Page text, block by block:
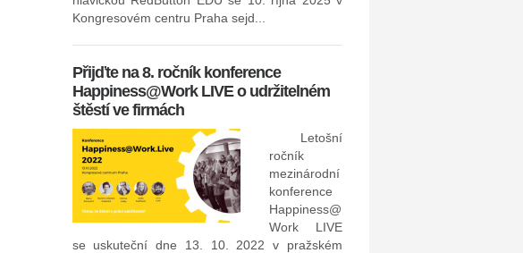
Kongresovém centru Praha sejd...
Přijďte na 8. ročník konference
Happiness@Work LIVE o udržitelném
štěstí ve firmách
Letošní
ročník
mezinárodní
konference
Happiness@
Work LIVE
se uskuteční dne 13. 10. 2022 v pražském